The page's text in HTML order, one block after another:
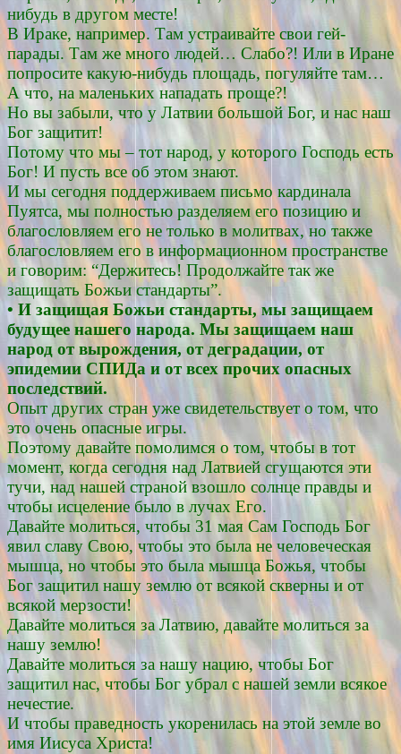
нибудь в другом месте!
В Ираке, например. Там устраивайте свои гей-
парады. Там же много людей… Слабо?! Или в Иране
попросите какую-нибудь площадь, погуляйте там…
А что, на маленьких нападать проще?!
Но вы забыли, что у Латвии большой Бог, и нас наш
Бог защитит!
Потому что мы – тот народ, у которого Господь есть
Бог! И пусть все об этом знают.
И мы сегодня поддерживаем письмо кардинала
Пуятса, мы полностью разделяем его позицию и
благословляем его не только в молитвах, но также
благословляем его в информационном пространстве
и говорим: “Держитесь! Продолжайте так же
защищать Божьи стандарты”.
• И защищая Божьи стандарты, мы защищаем
будущее нашего народа. Мы защищаем наш
народ от вырождения, от деградации, от
эпидемии СПИДа и от всех прочих опасных
последствий.
Опыт других стран уже свидетельствует о том, что
это очень опасные игры.
Поэтому давайте помолимся о том, чтобы в тот
момент, когда сегодня над Латвией сгущаются эти
тучи, над нашей страной взошло солнце правды и
чтобы исцеление было в лучах Его.
Давайте молиться, чтобы 31 мая Сам Господь Бог
явил славу Свою, чтобы это была не человеческая
мышца, но чтобы это была мышца Божья, чтобы
Бог защитил нашу землю от всякой скверны и от
всякой мерзости!
Давайте молиться за Латвию, давайте молиться за
нашу землю!
Давайте молиться за нашу нацию, чтобы Бог
защитил нас, чтобы Бог убрал с нашей земли всякое
нечестие.
И чтобы праведность укоренилась на этой земле во
имя Иисуса Христа!